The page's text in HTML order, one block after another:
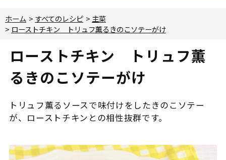
ホーム > すべてのレシピ > 主菜
> ローストチキン トリュフ薫るきのこソテーがけ
ローストチキン トリュフ薫
るきのこソテーがけ
トリュフ薫るソースで味付けをしたきのこソテー
が、ローストチキンとの相性抜群です。